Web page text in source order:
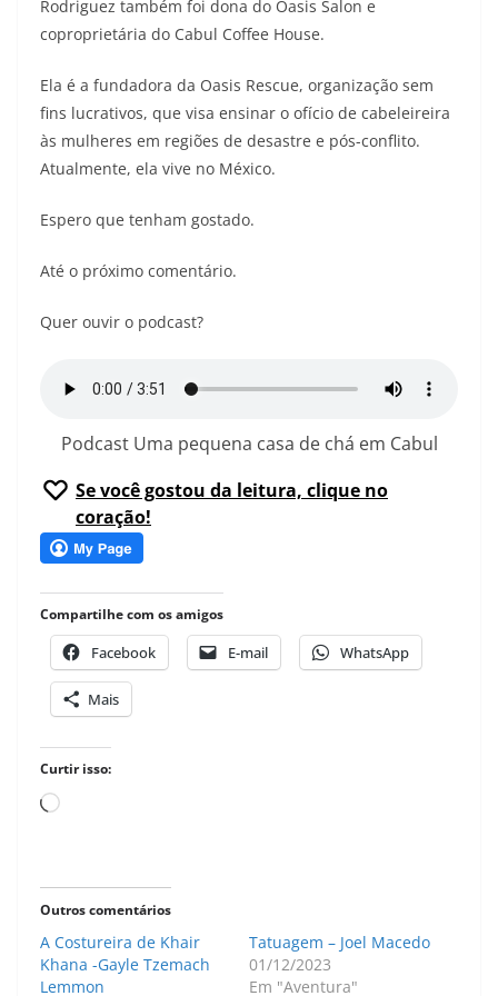
Rodriguez também foi dona do Oasis Salon e
coproprietária do Cabul Coffee House.
Ela é a fundadora da Oasis Rescue, organização sem
fins lucrativos, que visa ensinar o ofício de cabeleireira
às mulheres em regiões de desastre e pós-conflito.
Atualmente, ela vive no México.
Espero que tenham gostado.
Até o próximo comentário.
Quer ouvir o podcast?
Podcast Uma pequena casa de chá em Cabul
Se você gostou da leitura, clique no
coração!
Compartilhe com os amigos
Facebook E-mail WhatsApp
Mais
Curtir isso:
Carregando...
Outros comentários
A Costureira de Khair
Khana -Gayle Tzemach
Lemmon
Tatuagem – Joel Macedo
01/12/2023
Em "Aventura"